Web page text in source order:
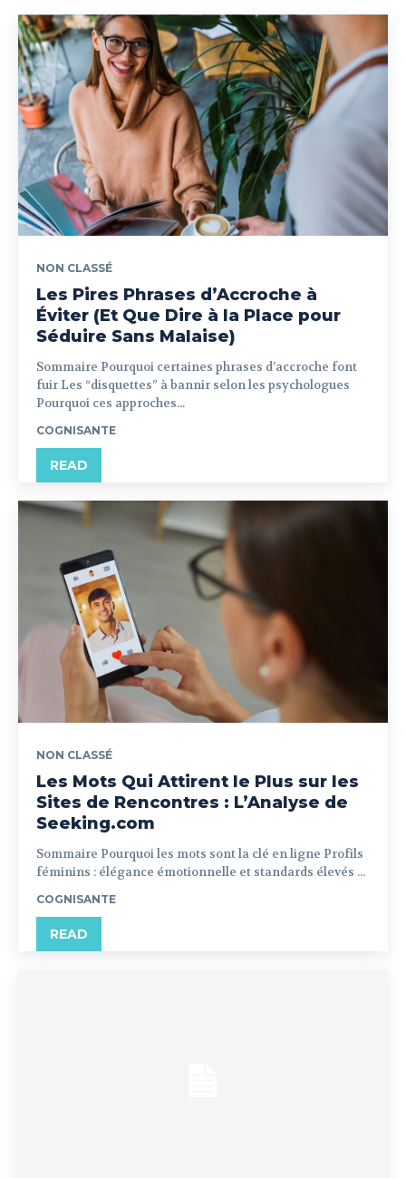
NON CLASSÉ
Les Pires Phrases d’Accroche à
Éviter (Et Que Dire à la Place pour
Séduire Sans Malaise)
Sommaire Pourquoi certaines phrases d’accroche font
fuir Les “disquettes” à bannir selon les psychologues
Pourquoi ces approches...
COGNISANTE
READ
NON CLASSÉ
Les Mots Qui Attirent le Plus sur les
Sites de Rencontres : L’Analyse de
Seeking.com
Sommaire Pourquoi les mots sont la clé en ligne Profils
féminins : élégance émotionnelle et standards élevés ...
COGNISANTE
READ